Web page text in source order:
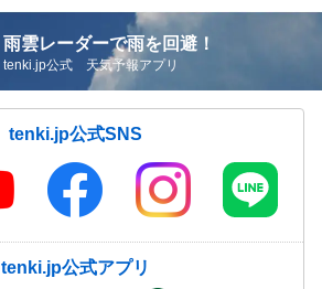
雨雲レーダーで雨を回避！
tenki.jp公式 天気予報アプリ
tenki.jp公式SNS
tenki.jp公式アプリ